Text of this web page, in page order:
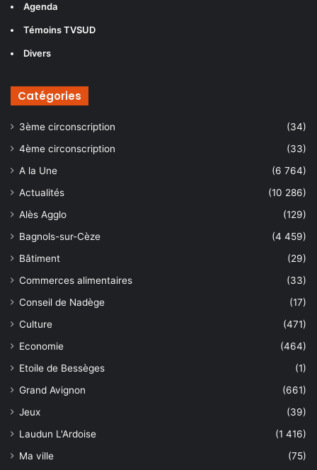
Agenda
Témoins TVSUD
Divers
Catégories
3ème circonscription
(34)
4ème circonscription
(33)
A la Une
(6 764)
Actualités
(10 286)
Alès Agglo
(129)
Bagnols-sur-Cèze
(4 459)
Bâtiment
(29)
Commerces alimentaires
(33)
Conseil de Nadège
(17)
Culture
(471)
Economie
(464)
Etoile de Bessèges
(1)
Grand Avignon
(661)
Jeux
(39)
Laudun L'Ardoise
(1 416)
Ma ville
(75)